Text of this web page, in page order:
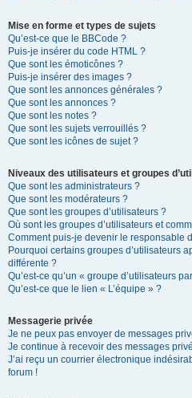
Mise en forme et types de sujets
Qu’est-ce que le BBCode ?
Puis-je insérer du code HTML ?
Que sont les émoticônes ?
Puis-je insérer des images ?
Que sont les annonces générales ?
Que sont les annonces ?
Que sont les notes ?
Que sont les sujets verrouillés ?
Que sont les icônes de sujet ?
Niveaux des utilisateurs et groupes
Que sont les administrateurs ?
Que sont les modérateurs ?
Que sont les groupes d’utilisateurs ?
Où sont les groupes d’utilisateurs et
Comment puis-je devenir le responsable
Pourquoi certains groupes d’utilisateurs
différente ?
Qu’est-ce qu’un « groupe d’utilisateurs
Qu’est-ce que le lien « L’équipe » ?
Messagerie privée
Je ne peux pas envoyer de messages
Je continue à recevoir des messages
J’ai reçu un courrier électronique
forum !